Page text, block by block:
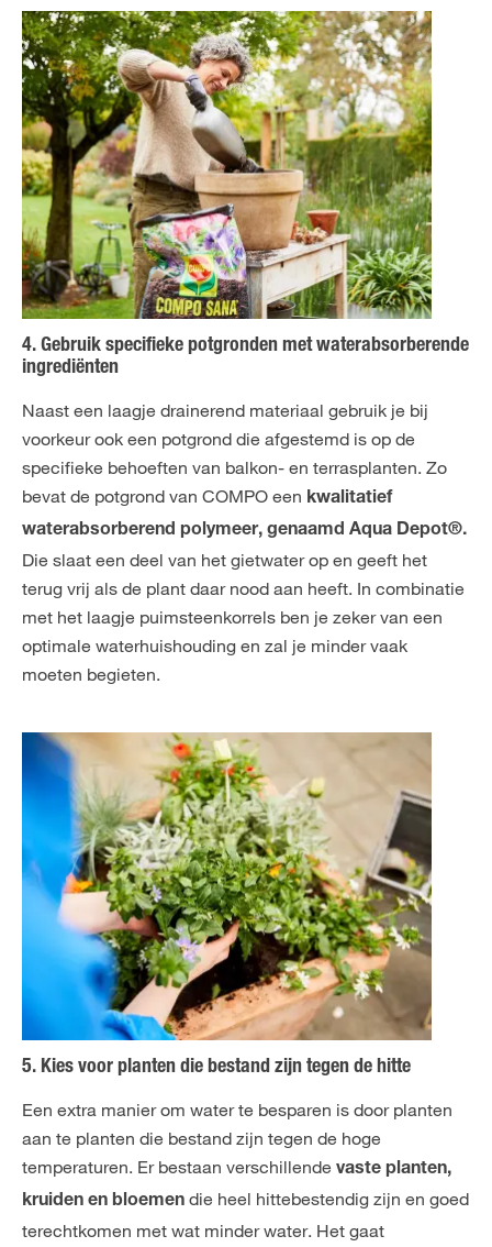
4. Gebruik specifieke potgronden met waterabsorberende
ingrediënten
Naast een laagje drainerend materiaal gebruik je bij
voorkeur ook een potgrond die afgestemd is op de
specifieke behoeften van balkon- en terrasplanten. Zo
bevat de potgrond van COMPO een kwalitatief
waterabsorberend polymeer, genaamd Aqua Depot®.
Die slaat een deel van het gietwater op en geeft het
terug vrij als de plant daar nood aan heeft. In combinatie
met het laagje puimsteenkorrels ben je zeker van een
optimale waterhuishouding en zal je minder vaak
moeten begieten.
5. Kies voor planten die bestand zijn tegen de hitte
Een extra manier om water te besparen is door planten
aan te planten die bestand zijn tegen de hoge
temperaturen. Er bestaan verschillende vaste planten,
kruiden en bloemen die heel hittebestendig zijn en goed
terechtkomen met wat minder water. Het gaat